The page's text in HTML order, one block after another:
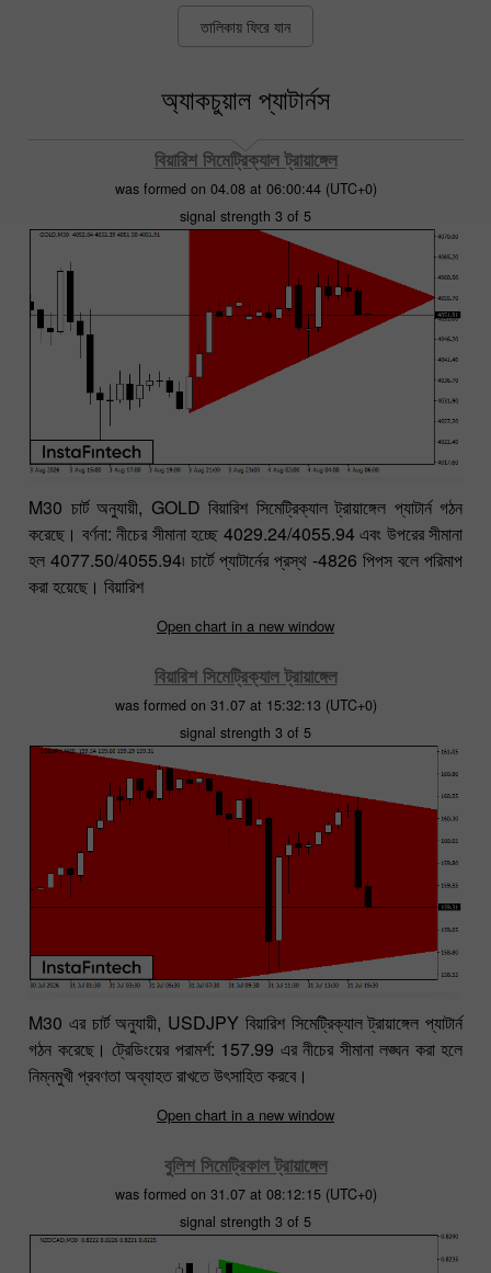
তালিকায় ফিরে যান
অ্যাকচুয়াল প্যাটার্নস
বিয়ারিশ সিমেট্রিক্যাল ট্রায়াঙ্গেল
was formed on 04.08 at 06:00:44 (UTC+0)
signal strength 3 of 5
M30 চার্ট অনুযায়ী, GOLD বিয়ারিশ সিমেট্রিক্যাল ট্রায়াঙ্গেল প্যাটার্ন গঠন
করেছে। বর্ণনা: নীচের সীমানা হচ্ছে 4029.24/4055.94 এবং উপরের সীমানা
হল 4077.50/4055.94৷ চার্টে প্যাটার্নের প্রস্থ -4826 পিপস বলে পরিমাপ
করা হয়েছে। বিয়ারিশ
Open chart in a new window
বিয়ারিশ সিমেট্রিক্যাল ট্রায়াঙ্গেল
was formed on 31.07 at 15:32:13 (UTC+0)
signal strength 3 of 5
M30 এর চার্ট অনুযায়ী, USDJPY বিয়ারিশ সিমেট্রিক্যাল ট্রায়াঙ্গেল প্যাটার্ন
গঠন করেছে। ট্রেডিংয়ের পরামর্শ: 157.99 এর নীচের সীমানা লঙ্ঘন করা হলে
নিম্নমুখী প্রবণতা অব্যাহত রাখতে উৎসাহিত করবে।
Open chart in a new window
বুলিশ সিমেট্রিকাল ট্রায়াঙ্গেল
was formed on 31.07 at 08:12:15 (UTC+0)
signal strength 3 of 5